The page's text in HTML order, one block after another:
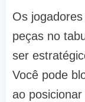
Os
peças no
ser
Você pode
ao